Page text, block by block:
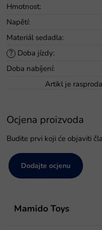
Hmotnost:
Napětí:
Materiál sedadla:
? Doba jízdy:
Doba nabíjení:
Artikl je
Ocjena proizvoda
Budite prvi koji će objaviti
Dodajte ocjenu
Mamido Toys